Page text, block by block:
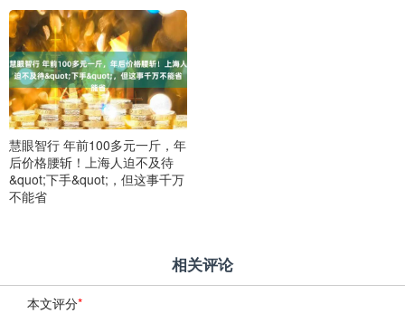
慧眼智行 年前100多元一斤，年
后价格腰斩！上海人迫不及待
&quot;下手&quot;，但这事千万
不能省
相关评论
本文评分*